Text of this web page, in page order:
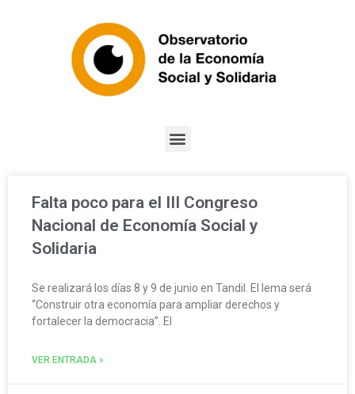
Falta poco para el III Congreso
Nacional de Economía Social y
Solidaria
Se realizará los días 8 y 9 de junio en Tandil. El lema será
“Construir otra economía para ampliar derechos y
fortalecer la democracia”. El
VER ENTRADA »